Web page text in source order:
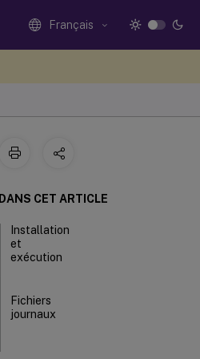
Français
DANS CET ARTICLE
Installation
et
exécution
Fichiers
journaux